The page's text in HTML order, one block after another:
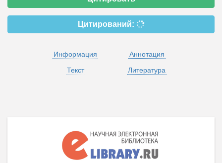
Цитирований:
Информация
Аннотация
Текст
Литература